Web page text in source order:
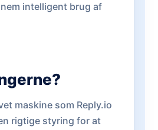
intelligent brug af
maskine som Reply.io
rigtige styring for at